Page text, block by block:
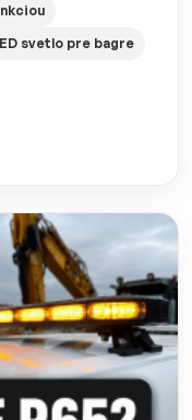
svetlo pre bagre